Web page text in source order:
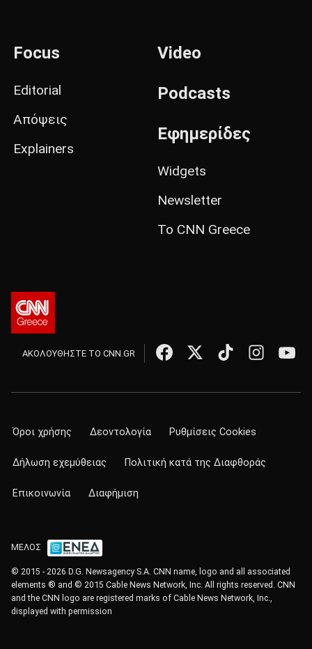
Focus
Editorial
Απόψεις
Explainers
Video
Podcasts
Εφημερίδες
Widgets
Newsletter
Το CNN Greece
ΑΚΟΛΟΥΘΗΣΤΕ ΤΟ CNN.GR
Όροι χρήσης Δεοντολογία Ρυθμίσεις Cookies
Δήλωση εχεμύθειας Πολιτική κατά της Διαφθοράς
Επικοινωνία Διαφήμιση
ΜΕΛΟΣ
© 2015 - 2026 D.G. Newsagency S.A. CNN name, logo and all associated
elements ® and © 2015 Cable News Network, Inc. All rights reserved. CNN
and the CNN logo are registered marks of Cable News Network, Inc.,
displayed with permission